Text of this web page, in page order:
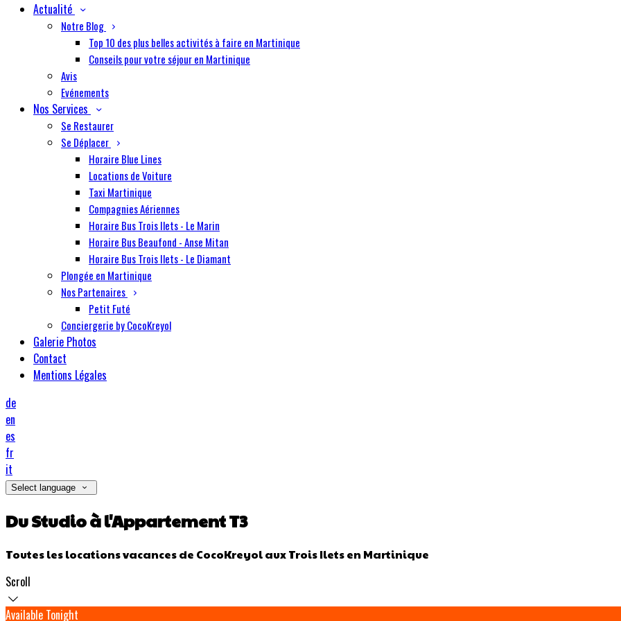
Actualité
Notre Blog
Top 10 des plus belles activités à faire en Martinique
Conseils pour votre séjour en Martinique
Avis
Evénements
Nos Services
Se Restaurer
Se Déplacer
Horaire Blue Lines
Locations de Voiture
Taxi Martinique
Compagnies Aériennes
Horaire Bus Trois Ilets - Le Marin
Horaire Bus Beaufond - Anse Mitan
Horaire Bus Trois Ilets - Le Diamant
Plongée en Martinique
Nos Partenaires
Petit Futé
Conciergerie by CocoKreyol
Galerie Photos
Contact
Mentions Légales
de
en
es
fr
it
Select language
Du Studio à l'Appartement T3
Toutes les locations vacances de CocoKreyol aux Trois Ilets en Martinique
Scroll
Available Tonight